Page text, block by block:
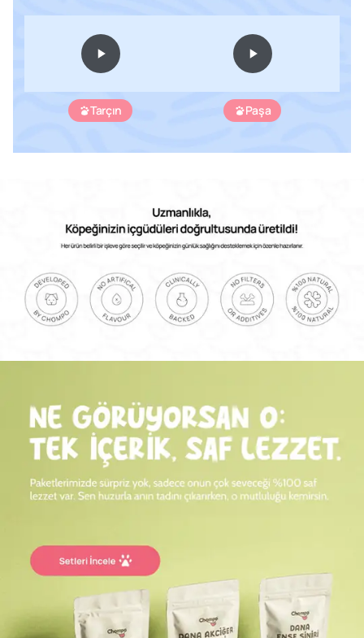
Tarçın Paşa